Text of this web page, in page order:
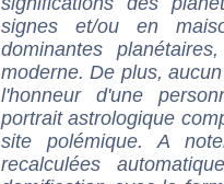
signes et/ou en
dominantes
moderne. De plus,
l'honneur d'une
portrait astrologique
site polémique. A
recalculées